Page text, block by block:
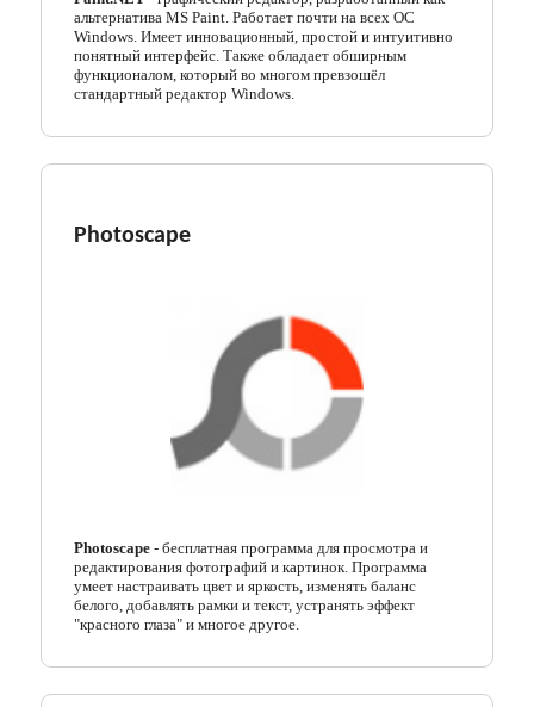
альтернатива MS Paint. Работает почти на всех ОС
Windows. Имеет инновационный, простой и интуитивно
понятный интерфейс. Также обладает обширным
функционалом, который во многом превзошёл
стандартный редактор Windows.
Photoscape
Photoscape- бесплатная программа для просмотра и
редактирования фотографий и картинок. Программа
умеет настраивать цвет и яркость, изменять баланс
белого, добавлять рамки и текст, устранять эффект
"красного глаза" и многое другое.